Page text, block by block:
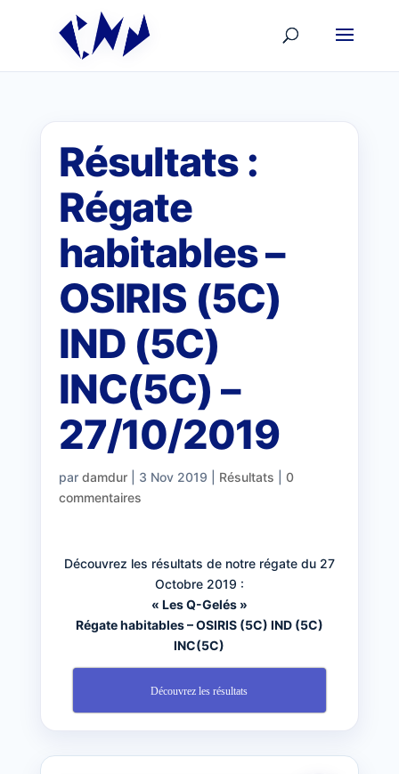
Résultats :
Régate
habitables –
OSIRIS (5C)
IND (5C)
INC(5C) –
27/10/2019
par damdur| 3 Nov 2019 Résultats
0
commentaires
Découvrez les résultats de notre régate du 27
Octobre 2019 :
« Les Q-Gelés »
Régate habitables – OSIRIS (5C) IND (5C)
INC(5C)
Découvrez les résultats